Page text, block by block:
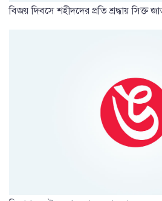
বিজয় দিবসে শহীদদের প্রতি শ্রদ্ধায় সিক্ত